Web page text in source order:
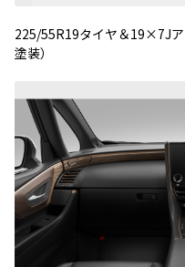
225/55R19タイヤ＆19×7J
塗装）